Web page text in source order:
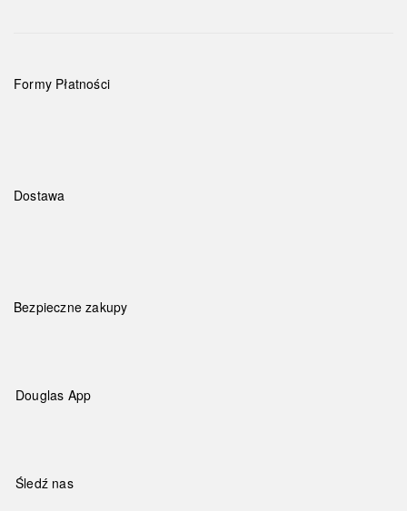
Formy Płatności
Dostawa
Bezpieczne zakupy
Douglas App
Śledź nas